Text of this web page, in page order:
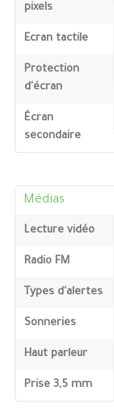
pixels
Ecran tactile
Protection
d'écran
Écran
secondaire
Médias
Lecture vidéo
Radio FM
Types d'alertes
Sonneries
Haut parleur
Prise 3,5 mm